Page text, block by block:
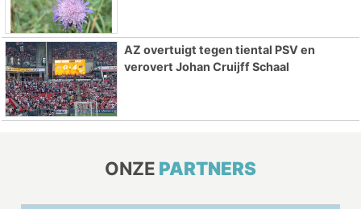
AZ overtuigt tegen tiental PSV en
verovert Johan Cruijff Schaal
ONZE PARTNERS